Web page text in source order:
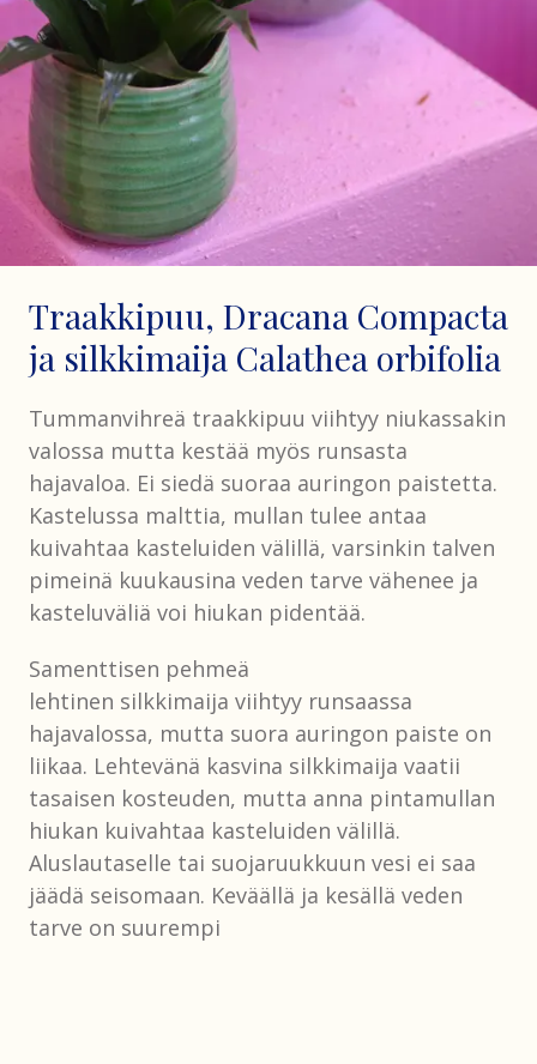
Traakkipuu, Dracana Compacta
ja silkkimaija Calathea orbifolia
Tummanvihreä traakkipuu viihtyy niukassakin
valossa mutta kestää myös runsasta
hajavaloa. Ei siedä suoraa auringon paistetta.
Kastelussa malttia, mullan tulee antaa
kuivahtaa kasteluiden välillä, varsinkin talven
pimeinä kuukausina veden tarve vähenee ja
kasteluväliä voi hiukan pidentää.
Samenttisen pehmeä
lehtinen silkkimaija viihtyy runsaassa
hajavalossa, mutta suora auringon paiste on
liikaa. Lehtevänä kasvina silkkimaija vaatii
tasaisen kosteuden, mutta anna pintamullan
hiukan kuivahtaa kasteluiden välillä.
Aluslautaselle tai suojaruukkuun vesi ei saa
jäädä seisomaan. Keväällä ja kesällä veden
tarve on suurempi